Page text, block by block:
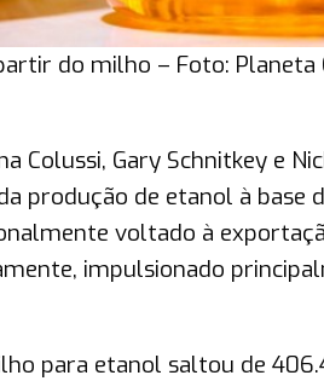
do milho – Foto: Planeta
Colussi, Gary Schnitkey e
produção de etanol à
voltado à
impulsionado
para etanol saltou de